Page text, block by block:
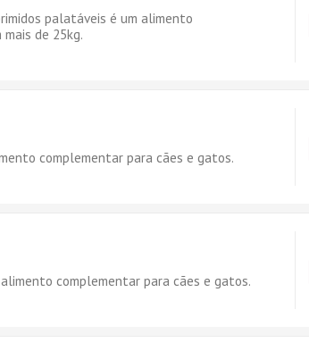
palatáveis é um alimento
de 25kg.
complementar para cães e gatos.
complementar para cães e gatos.